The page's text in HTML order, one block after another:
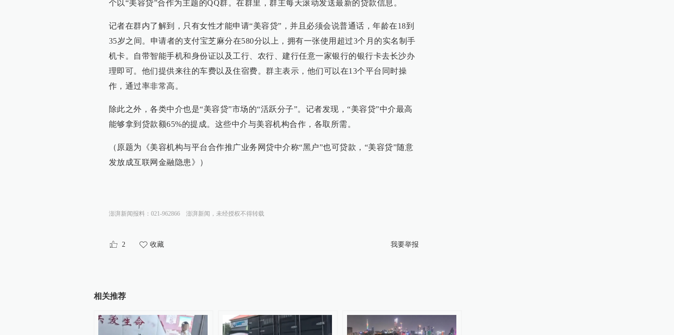
个以“美容贷”合作为主题的QQ群。在群里，群主每天滚动发送最新的贷款信息。
记者在群内了解到，只有女性才能申请“美容贷”，并且必须会说普通话，年龄在18到
35岁之间。申请者的支付宝芝麻分在580分以上，拥有一张使用超过3个月的实名制手
机卡。自带智能手机和身份证以及工行、农行、建行任意一家银行的银行卡去长沙办
理即可。他们提供来往的车费以及住宿费。群主表示，他们可以在13个平台同时操
作，通过率非常高。
除此之外，各类中介也是“美容贷”市场的“活跃分子”。记者发现，“美容贷”中介最高
能够拿到贷款额65%的提成。这些中介与美容机构合作，各取所需。
（原题为《美容机构与平台合作推广业务网贷中介称“黑户”也可贷款，“美容贷”随意
发放成互联网金融隐患》）
澎湃新闻报料：021-962866 澎湃新闻，未经授权不得转载
2 收藏 我要举报
相关推荐